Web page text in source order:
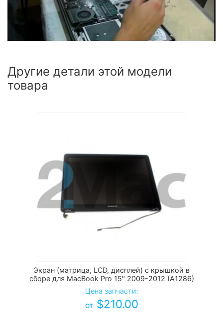
Другие детали этой модели
товара
Экран (матрица, LCD, дисплей) с крышкой в
сборе для MacBook Pro 15" 2009-2012 (A1286)
Цена запчасти:
от $210.00